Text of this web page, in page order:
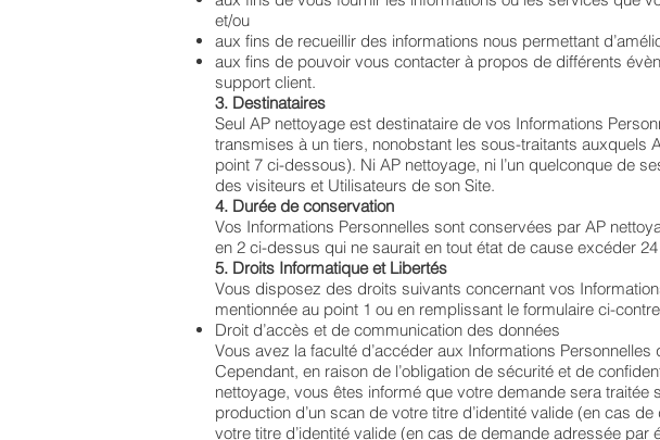
et/ou
aux fins de recueillir des informations nous permettant
aux fins de pouvoir vous contacter à propos de différents
support client.
3. Destinataires
Seul AP nettoyage est destinataire de vos Informations
transmises à un tiers, nonobstant les sous-traitants
point 7 ci-dessous). Ni AP nettoyage, ni l’un quelconque de
des visiteurs et Utilisateurs de son Site.
4. Durée de conservation
Vos Informations Personnelles sont conservées par AP
en 2 ci-dessus qui ne saurait en tout état de cause excéder
5. Droits Informatique et Libertés
Vous disposez des droits suivants concernant vos
mentionnée au point 1 ou en remplissant le formulaire ci-
Droit d’accès et de communication des données
Vous avez la faculté d’accéder aux Informations Personnelles
Cependant, en raison de l’obligation de sécurité et de
nettoyage, vous êtes informé que votre demande sera
production d’un scan de votre titre d’identité valide (en cas
votre titre d’identité valide (en cas de demande adressée par